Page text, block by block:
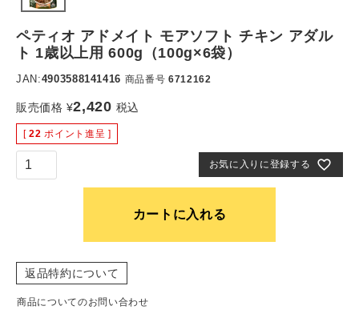
ペティオ アドメイト モアソフト チキン アダル
ト 1歳以上用 600g（100g×6袋）
JAN:4903588141416 商品番号 6712162
販売価格 ¥2,420 税込
[ 22 ポイント進呈 ]
お気に入りに登録する
カートに入れる
返品特約について
商品についてのお問い合わせ